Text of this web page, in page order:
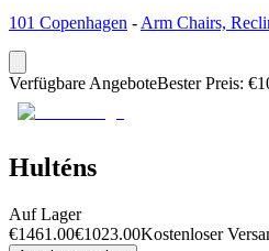
101 Copenhagen - Arm Chairs,
Verfügbare AngeboteBester Preis: €
Hulténs
Auf Lager
€1461.00€1023.00Kostenloser